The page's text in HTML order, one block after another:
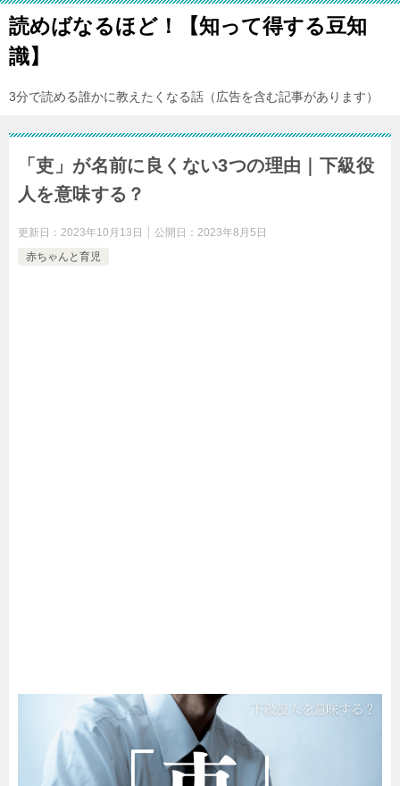
読めばなるほど！【知って得する豆知
識】
3分で読める誰かに教えたくなる話（広告を含む記事があります）
「吏」が名前に良くない3つの理由｜下級役
人を意味する？
更新日： 2023年10月13日 公開日： 2023年8月5日
赤ちゃんと育児